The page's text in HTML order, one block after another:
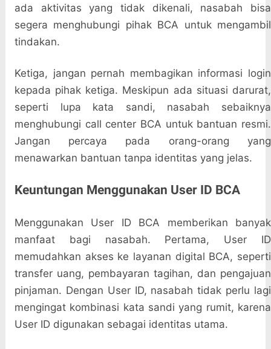
ada aktivitas yang tidak dikenali, nasabah bisa
segera menghubungi pihak BCA untuk mengambil
tindakan.
Ketiga, jangan pernah membagikan informasi login
kepada pihak ketiga. Meskipun ada situasi darurat,
seperti lupa kata sandi, nasabah sebaiknya
menghubungi call center BCA untuk bantuan resmi.
Jangan percaya pada orang-orang yang
menawarkan bantuan tanpa identitas yang jelas.
Keuntungan Menggunakan User ID BCA
Menggunakan User ID BCA memberikan banyak
manfaat bagi nasabah. Pertama, User ID
memudahkan akses ke layanan digital BCA, seperti
transfer uang, pembayaran tagihan, dan pengajuan
pinjaman. Dengan User ID, nasabah tidak perlu lagi
mengingat kombinasi kata sandi yang rumit, karena
User ID digunakan sebagai identitas utama.